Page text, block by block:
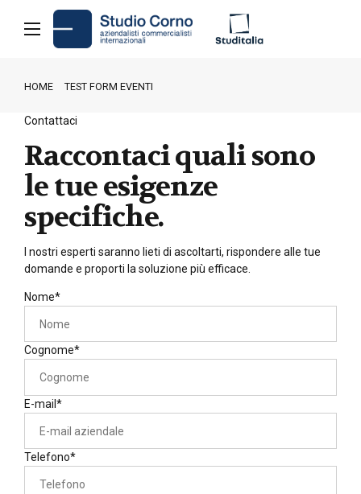
HOME TEST FORM EVENTI
Contattaci
Raccontaci quali sono
le tue esigenze
specifiche.
I nostri esperti saranno lieti di ascoltarti, rispondere alle tue
domande e proporti la soluzione più efficace.
Nome*
Cognome*
E-mail*
Telefono*